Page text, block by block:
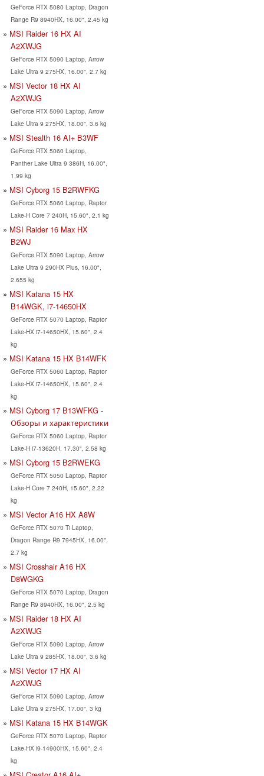
GeForce RTX 5080 Laptop, Dragon
Range R9 8940HX, 16.00", 2.45 kg
MSI Raider 16 HX AI
A2XWJG
GeForce RTX 5090 Laptop, Arrow
Lake Ultra 9 275HX, 16.00", 2.7 kg
MSI Vector 18 HX AI
A2XWJG
GeForce RTX 5090 Laptop, Arrow
Lake Ultra 9 275HX, 18.00", 3.6 kg
MSI Stealth 16 AI+ B3WF
GeForce RTX 5060 Laptop,
Panther Lake Ultra 9 386H, 16.00",
1.99 kg
MSI Cyborg 15 B2RWFKG
GeForce RTX 5060 Laptop, Raptor
Lake-H Core 7 240H, 15.60", 2.1 kg
MSI Raider 16 Max HX
B2WJ
GeForce RTX 5090 Laptop, Arrow
Lake Ultra 9 290HX Plus, 16.00",
2.655 kg
MSI Katana 15 HX
B14WGK, i7-14650HX
GeForce RTX 5070 Laptop, Raptor
Lake-HX i7-14650HX, 15.60", 2.4
kg
MSI Katana 15 HX B14WFK
GeForce RTX 5060 Laptop, Raptor
Lake-HX i7-14650HX, 15.60", 2.4
kg
MSI Cyborg 17 B13WFKG -
Обзоры и характеристики
GeForce RTX 5060 Laptop, Raptor
Lake-H i7-13620H, 17.30", 2.58 kg
MSI Cyborg 15 B2RWEKG
GeForce RTX 5050 Laptop, Raptor
Lake-H Core 7 240H, 15.60", 2.22
kg
MSI Vector A16 HX A8W
GeForce RTX 5070 Ti Laptop,
Dragon Range R9 7945HX, 16.00",
2.7 kg
MSI Crosshair A16 HX
D8WGKG
GeForce RTX 5070 Laptop, Dragon
Range R9 8940HX, 16.00", 2.5 kg
MSI Raider 18 HX AI
A2XWJG
GeForce RTX 5090 Laptop, Arrow
Lake Ultra 9 285HX, 18.00", 3.6 kg
MSI Vector 17 HX AI
A2XWJG
GeForce RTX 5090 Laptop, Arrow
Lake Ultra 9 275HX, 17.00", 3 kg
MSI Katana 15 HX B14WGK
GeForce RTX 5070 Laptop, Raptor
Lake-HX i9-14900HX, 15.60", 2.4
kg